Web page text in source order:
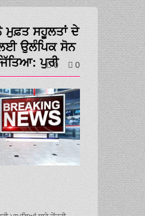
ਮੁਫ਼ਤ ਸਹੂਲਤਾਂ ਦੇ
ਉਲੰਪਿਕ ਸੋਨ
ਪੁਰੀ
0 0